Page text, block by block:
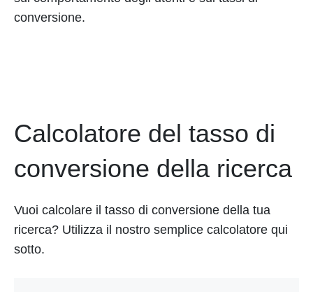
conversione.
Calcolatore del tasso di
conversione della ricerca
Vuoi calcolare il tasso di conversione della tua
ricerca? Utilizza il nostro semplice calcolatore qui
sotto.